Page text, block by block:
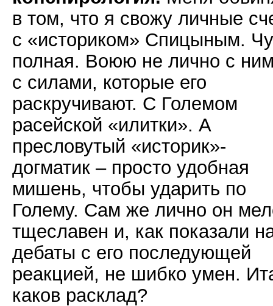
в том, что я свожу личные
с «историком» Спицыным.
полная. Воюю не лично с
с силами, которые его
раскручивают. С Големом
расейской «илитки». А
пресловутый «историк»-
догматик – просто удобная
мишень, чтобы ударить по
Голему. Сам же лично он
тщеславен и, как показали
дебаты с его последующей
реакцией, не шибко умен.
каков расклад?